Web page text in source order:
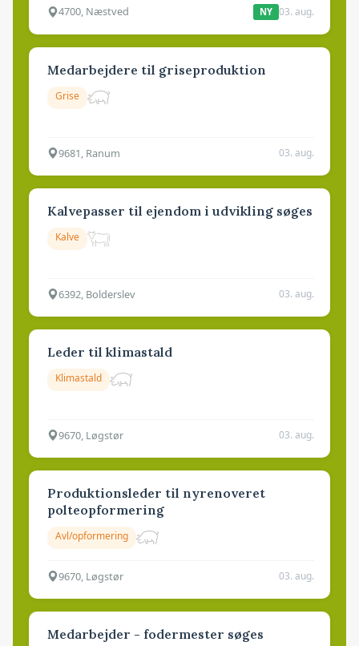
4700, Næstved NY 03. aug.
Medarbejdere til griseproduktion
Grise
9681, Ranum 03. aug.
Kalvepasser til ejendom i udvikling søges
Kalve
6392, Bolderslev 03. aug.
Leder til klimastald
Klimastald
9670, Løgstør 03. aug.
Produktionsleder til nyrenoveret
polteopformering
Avl/opformering
9670, Løgstør 03. aug.
Medarbejder - fodermester søges